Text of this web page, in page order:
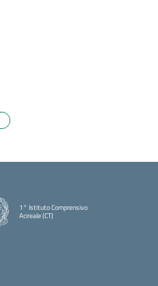
1° Istituto Comprensivo
Acireale (CT)